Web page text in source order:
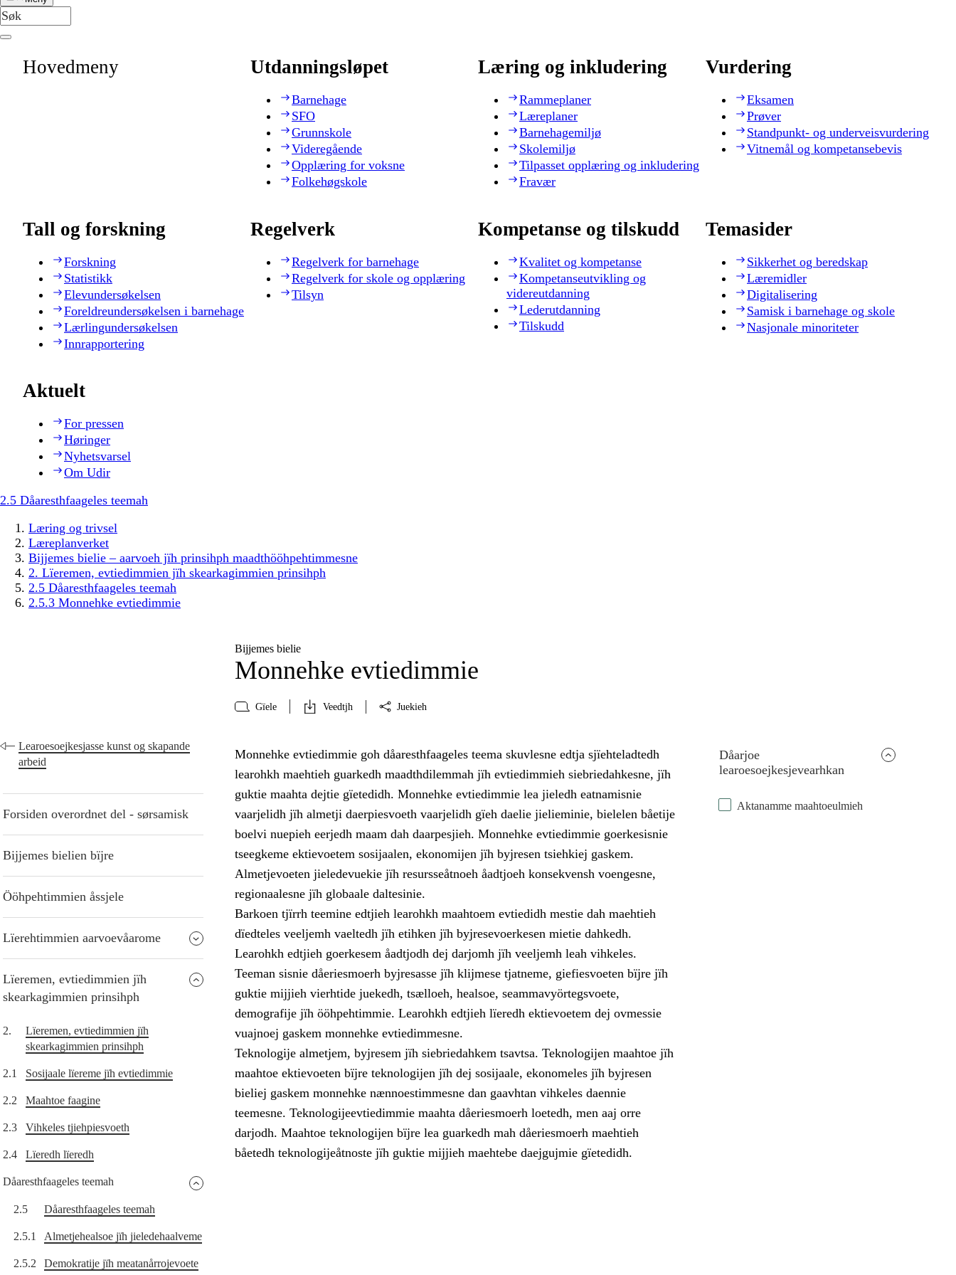
Hovedmeny Utdanningsløpet
Barnehage
SFO
Grunnskole
Videregående
Opplæring for voksne
Folkehøgskole
Læring og inkludering
Rammeplaner
Læreplaner
Barnehagemiljø
Skolemiljø
Tilpasset opplæring og inkludering
Fravær
Vurdering
Eksamen
Prøver
Standpunkt- og underveisvurdering
Vitnemål og kompetansebevis
Tall og forskning
Forskning
Statistikk
Elevundersøkelsen
Foreldreundersøkelsen i barnehage
Lærlingundersøkelsen
Innrapportering
Regelverk
Regelverk for barnehage
Regelverk for skole og opplæring
Tilsyn
Kompetanse og tilskudd
Kvalitet og kompetanse
Kompetanseutvikling og
videreutdanning
Lederutdanning
Tilskudd
Temasider
Sikkerhet og beredskap
Læremidler
Digitalisering
Samisk i barnehage og skole
Nasjonale minoriteter
Aktuelt
For pressen
Høringer
Nyhetsvarsel
Om Udir
2.5 Dåaresthfaageles teemah
Læring og trivsel
Læreplanverket
Bijjemes bielie – aarvoeh jïh prinsihph maadthööhpehtimmesne
2. Lïeremen, evtiedimmien jïh skearkagimmien prinsihph
2.5 Dåaresthfaageles teemah
2.5.3 Monnehke evtiedimmie
Bijjemes bielie
Monnehke evtiedimmie
Gïele Veedtjh Juekieh
Learoesoejkesjasse kunst og skapande
arbeid
Forsiden overordnet del - sørsamisk
Bijjemes bielien bïjre
Ööhpehtimmien åssjele
Lïerehtimmien aarvoevåarome
Lïeremen, evtiedimmien jïh
skearkagimmien prinsihph
2.
Lïeremen, evtiedimmien jïh
skearkagimmien prinsihph
2.1 Sosijaale lïereme jïh evtiedimmie
2.2 Maahtoe faagine
2.3 Vihkeles tjiehpiesvoeth
2.4 Lïeredh lïeredh
Dåaresthfaageles teemah
2.5 Dåaresthfaageles teemah
2.5.1 Almetjehealsoe jïh jieledehaalveme
2.5.2 Demokratije jïh meatanårrojevoete
Dåarjoe
learoesoejkesjevearhkan
Aktanamme maahtoeulmieh
Monnehke evtiedimmie goh dåaresthfaageles teema skuvlesne edtja sjïehteladtedh
learohkh maehtieh guarkedh maadthdilemmah jïh evtiedimmieh siebriedahkesne, jïh
guktie maahta dejtie gïetedidh. Monnehke evtiedimmie lea jieledh eatnamisnie
vaarjelidh jïh almetji daerpiesvoeth vaarjelidh gïeh daelie jielieminie, bielelen båetije
boelvi nuepieh eerjedh maam dah daarpesjieh. Monnehke evtiedimmie goerkesisnie
tseegkeme ektievoetem sosijaalen, ekonomijen jïh byjresen tsiehkiej gaskem.
Almetjevoeten jieledevuekie jïh resursseåtnoeh åadtjoeh konsekvensh voengesne,
regionaalesne jïh globaale daltesinie.
Barkoen tjïrrh teemine edtjieh learohkh maahtoem evtiedidh mestie dah maehtieh
dïedteles veeljemh vaeltedh jïh etihken jïh byjresevoerkesen mietie dahkedh.
Learohkh edtjieh goerkesem åadtjodh dej darjomh jïh veeljemh leah vihkeles.
Teeman sisnie dåeriesmoerh byjresasse jïh klijmese tjatneme, giefiesvoeten bïjre jïh
guktie mijjieh vierhtide juekedh, tsælloeh, healsoe, seammavyörtegsvoete,
demografije jïh ööhpehtimmie. Learohkh edtjieh lïeredh ektievoetem dej ovmessie
vuajnoej gaskem monnehke evtiedimmesne.
Teknologije almetjem, byjresem jïh siebriedahkem tsavtsa. Teknologijen maahtoe jïh
maahtoe ektievoeten bïjre teknologijen jïh dej sosijaale, ekonomeles jïh byjresen
bieliej gaskem monnehke nænnoestimmesne dan gaavhtan vihkeles daennie
teemesne. Teknologijeevtiedimmie maahta dåeriesmoerh loetedh, men aaj orre
darjodh. Maahtoe teknologijen bïjre lea guarkedh mah dåeriesmoerh maehtieh
båetedh teknologijeåtnoste jïh guktie mijjieh maehtebe daejgujmie gïetedidh.